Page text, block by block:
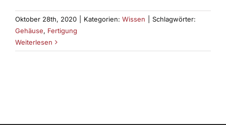
Oktober 28th, 2020 Kategorien: Wissen
Schlagwörter:
Gehäuse, Fertigung
Weiterlesen